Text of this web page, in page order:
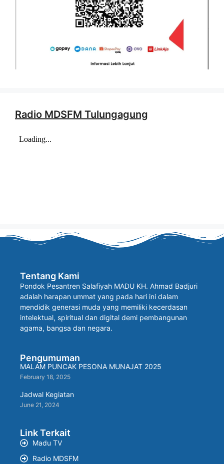
Radio MDSFM Tulungagung
Tentang Kami
Pondok Pesantren Salafiyah MADU KH. Ahmad Badjuri
adalah harapan ummat yang pada hari ini dalam
mendidik generasi muda yang memiliki kecerdasan
intelektual, spiritual dan digital demi pembangunan
agama, bangsa dan negara.
Pengumuman
MALAM PUNCAK PESONA MUNAJAT 2025
February 18, 2025
Jadwal Kegiatan
June 21, 2024
Link Terkait
Madu TV
Radio MDSFM